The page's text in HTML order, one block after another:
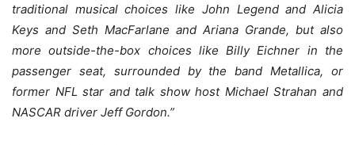
traditional musical choices like John Legend and Alicia
Keys and Seth MacFarlane and Ariana Grande, but also
more outside-the-box choices like Billy Eichner in the
passenger seat, surrounded by the band Metallica, or
former NFL star and talk show host Michael Strahan and
NASCAR driver Jeff Gordon.”